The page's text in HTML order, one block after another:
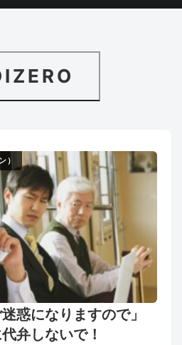
）
惑になりますので」
弁しないで！